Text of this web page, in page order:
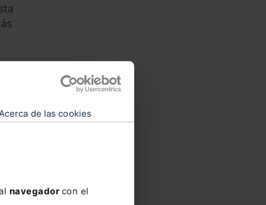
de las cookies
navegador con el
de